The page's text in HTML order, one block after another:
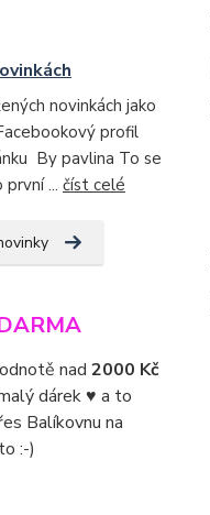
novinkách jako
profil
By pavlina To se
... číst celé
nad 2000 Kč
dárek ♥ a to
Balíkovnu na
:-)